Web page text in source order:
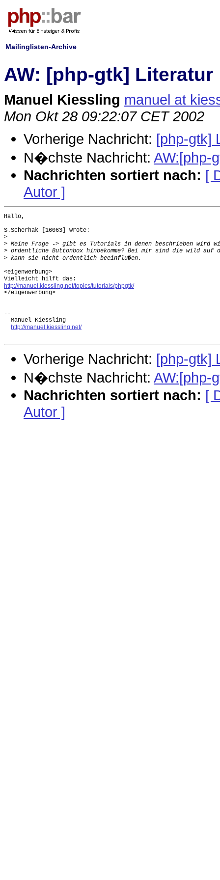
Mailinglisten-Archive
AW: [php-gtk] Literatur
Manuel Kiessling manuel at
Mon Okt 28 09:22:07 CET 2002
Vorherige Nachricht: [php-gtk]
N�chste Nachricht: AW:[php-
Nachrichten sortiert nach: [
Autor ]
Hallo,
S.Scherhak [16063] wrote:
>
>
>
>
<eigenwerbung>
http://manuel.kiessling.net/topics/tutorials/phpgtk/
</eigenwerbung>
--
  Manuel Kiessling
http://manuel.kiessling.net/
Vorherige Nachricht: [php-gtk]
N�chste Nachricht: AW:[php-
Nachrichten sortiert nach: [
Autor ]